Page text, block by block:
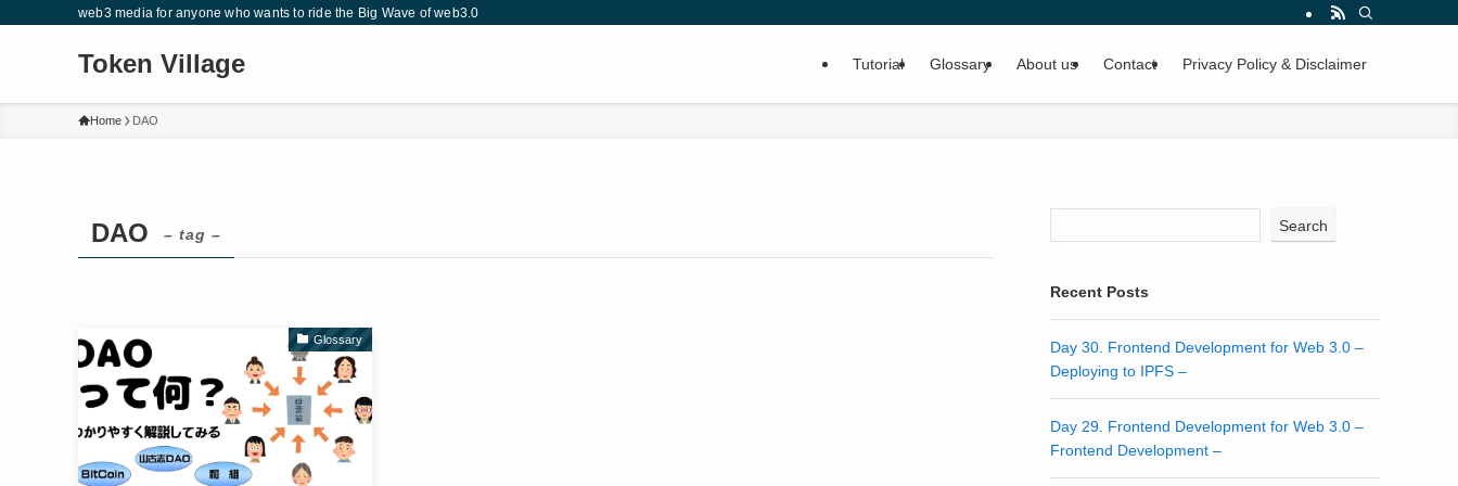
web3 media for anyone who wants to ride the Big Wave of web3.0
Token Village Tutorial Glossary About us Contact Privacy Policy & Disclaimer
Home DAO
DAO – tag –
Glossary
Search
Recent Posts
Day 30. Frontend Development for Web 3.0 –
Deploying to IPFS –
Day 29. Frontend Development for Web 3.0 –
Frontend Development –